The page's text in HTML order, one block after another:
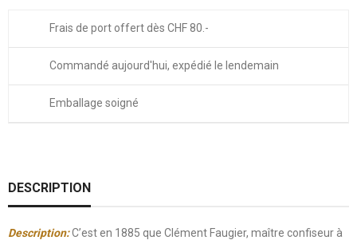
Frais de port offert dès CHF 80.-
Commandé aujourd'hui, expédié le lendemain
Emballage soigné
DESCRIPTION
Description:C’est en 1885 que Clément Faugier, maître confiseur à